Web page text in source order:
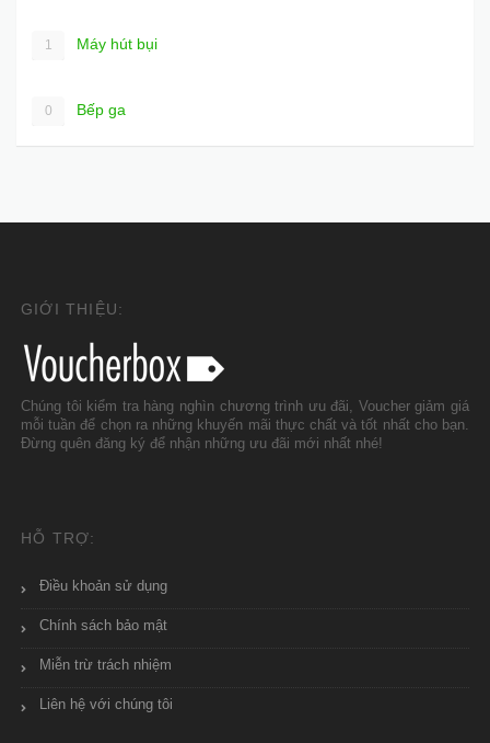
1 Máy hút bụi
0 Bếp ga
GIỚI THIỆU:
Chúng tôi kiểm tra hàng nghìn chương trình ưu đãi, Voucher giảm giá
mỗi tuần để chọn ra những khuyến mãi thực chất và tốt nhất cho bạn.
Đừng quên đăng ký để nhận những ưu đãi mới nhất nhé!
HỖ TRỢ:
Điều khoản sử dụng
Chính sách bảo mật
Miễn trừ trách nhiệm
Liên hệ với chúng tôi